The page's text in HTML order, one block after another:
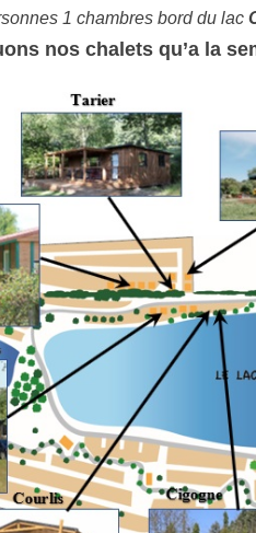
1 chambres bord du lac
nos chalets qu’a la